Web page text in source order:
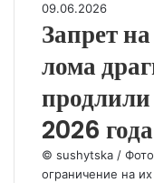
09.06.2026
Запрет
лома
2026 года
© sushytska /
ограничение на